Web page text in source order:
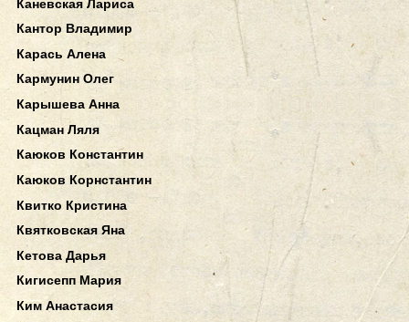
Каневская Лариса
Кантор Владимир
Карась Алена
Кармунин Олег
Карышева Анна
Кацман Ляля
Каюков Константин
Каюков Корнстантин
Квитко Кристина
Квятковская Яна
Кетова Дарья
Кигисепп Мария
Ким Анастасия